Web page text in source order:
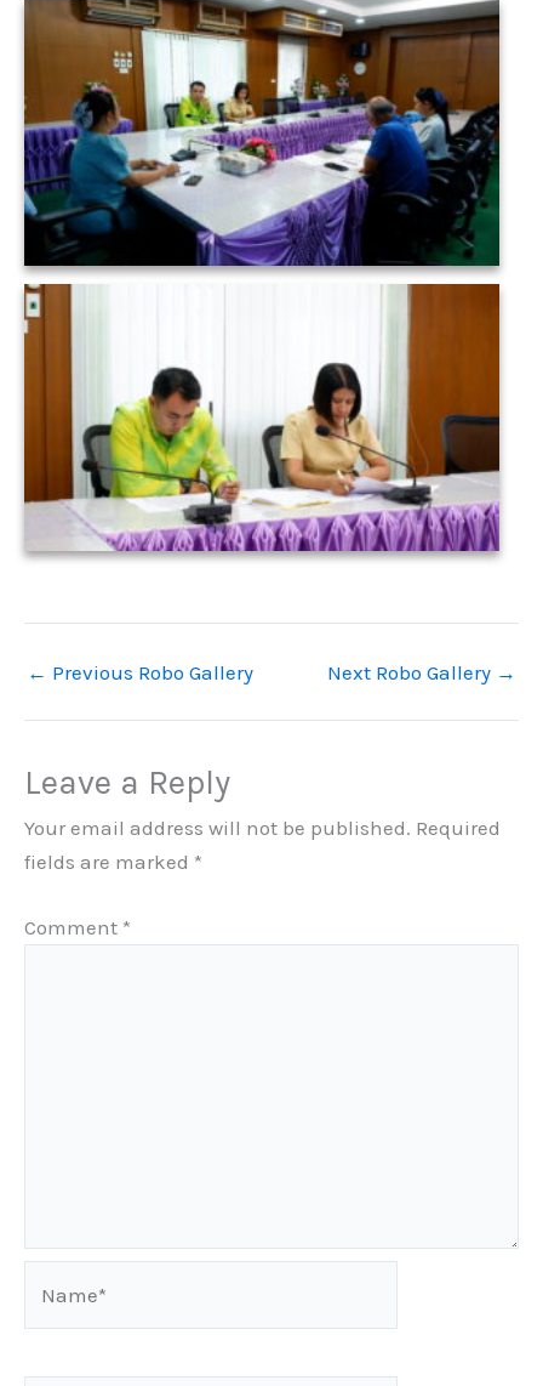
← Previous Robo Gallery Next Robo Gallery →
Leave a Reply
Your email address will not be published. Required
fields are marked *
Comment *